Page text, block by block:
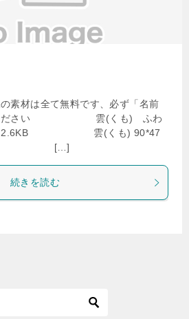
素材は全て無料です、必ず「名前
てください 雲(くも) ふわ
ル 2.6KB 雲(くも) 90*47
[…]
続きを読む